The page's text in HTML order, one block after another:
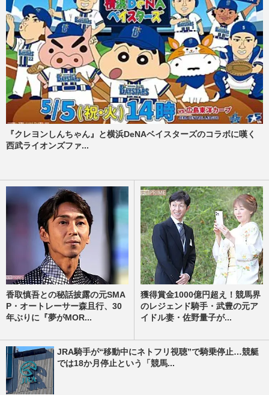
『クレヨンしんちゃん』と横浜DeNAベイスターズのコラボに嘆く
西武ライオンズファ...
香取慎吾との秘話披露の元SMA
P・オートレーサー森且行、30
年ぶりに『夢がMOR...
獲得賞金1000億円超え！競馬界
のレジェンド騎手・武豊の元ア
イドル妻・佐野量子が...
JRA騎手が“移動中にネトフリ視聴”で騎乗停止…競艇
では18か月停止という「競馬...